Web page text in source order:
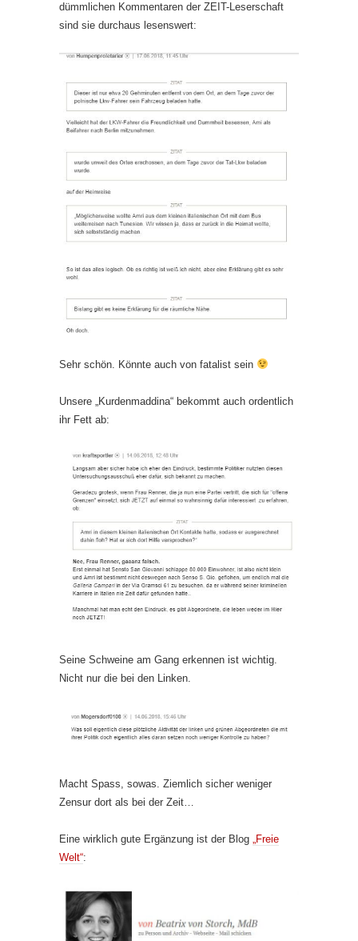
dümmlichen Kommentaren der ZEIT-Leserschaft
sind sie durchaus lesenswert:
Sehr schön. Könnte auch von fatalist sein
Unsere „Kurdenmaddina“ bekommt auch ordentlich
ihr Fett ab:
Seine Schweine am Gang erkennen ist wichtig.
Nicht nur die bei den Linken.
Macht Spass, sowas. Ziemlich sicher weniger
Zensur dort als bei der Zeit…
Eine wirklich gute Ergänzung ist der Blog „Freie
Welt“: